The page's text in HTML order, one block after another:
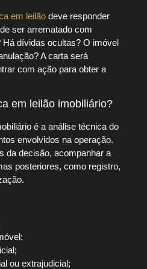
em leilão deve responder
ser arrematado com
dívidas ocultas? O imóvel
A carta será
com ação para obter a
em leilão imobiliário?
é a análise técnica do
envolvidos na operação.
da decisão, acompanhar a
posteriores, como registro,
ou extrajudicial;